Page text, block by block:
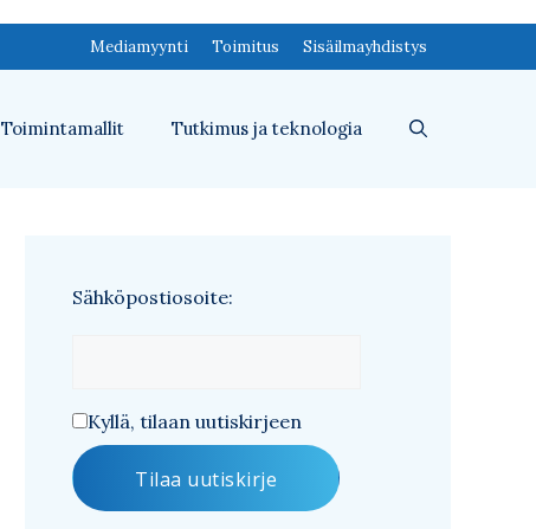
Mediamyynti Toimitus Sisäilmayhdistys
Toimintamallit Tutkimus ja teknologia
Sähköpostiosoite:
Kyllä, tilaan uutiskirjeen